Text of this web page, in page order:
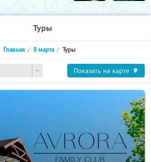
Туры
Главная 8 марта Туры
Показать на карте